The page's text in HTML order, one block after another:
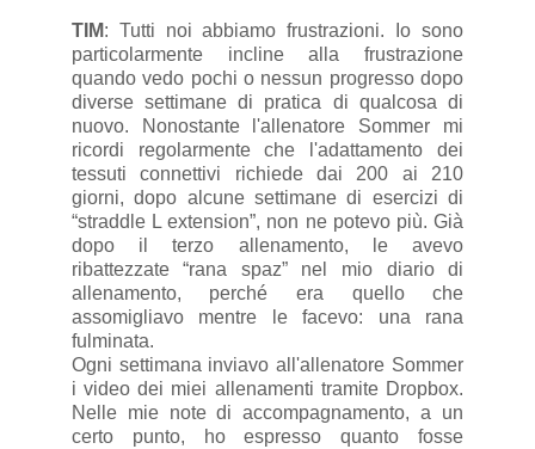
TIM: Tutti noi abbiamo frustrazioni. Io sono
particolarmente incline alla frustrazione
quando vedo pochi o nessun progresso dopo
diverse settimane di pratica di qualcosa di
nuovo. Nonostante l'allenatore Sommer mi
ricordi regolarmente che l'adattamento dei
tessuti connettivi richiede dai 200 ai 210
giorni, dopo alcune settimane di esercizi di
“straddle L extension”, non ne potevo più. Già
dopo il terzo allenamento, le avevo
ribattezzate “rana spaz” nel mio diario di
allenamento, perché era quello che
assomigliavo mentre le facevo: una rana
fulminata.
Ogni settimana inviavo all'allenatore Sommer
i video dei miei allenamenti tramite Dropbox.
Nelle mie note di accompagnamento, a un
certo punto, ho espresso quanto fosse